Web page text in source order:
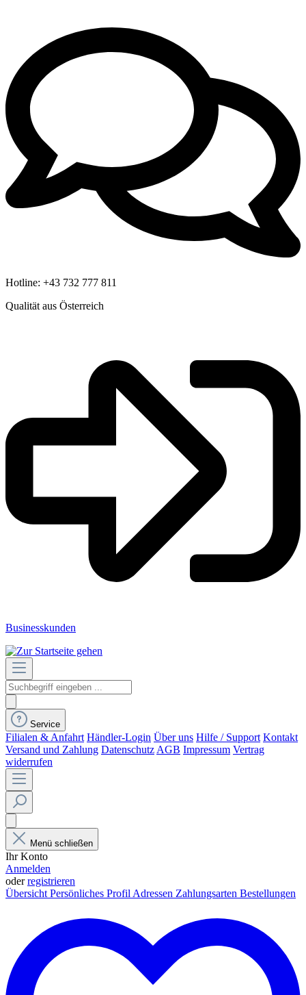
Hotline: +43 732 777 811
Qualität aus Österreich
Businesskunden
Service
Filialen & Anfahrt Händler-Login Über uns Hilfe / Support Kontakt
Versand und Zahlung Datenschutz AGB Impressum Vertrag
widerrufen
Menü schließen
Ihr Konto
Anmelden
oderregistrieren
Übersicht Persönliches Profil Adressen Zahlungsarten Bestellungen